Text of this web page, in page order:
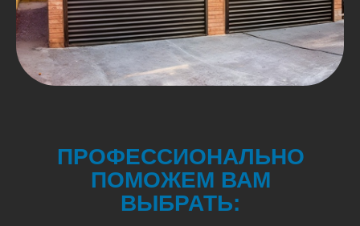
ПРОФЕССИОНАЛЬНО
ПОМОЖЕМ ВАМ
ВЫБРАТЬ: